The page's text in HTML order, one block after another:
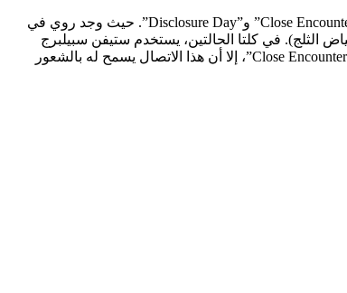
يؤكد جون ويليامز على أهمية الأغنية واللحظة باستخدام لحن الأغنية داخل النوتة الموسيقية، وبالتالي استكمال الدائرة الموضوعية بين أبطال كل من “Close Encounters” و”Disclosure Day”. حيث وجد روي في
الثلج). في كلتا الحالتين، يستخدم ستيفن سبيلبرج
وويليامز مراجع ديزني كتعزيز لطبيعة الكائنات الفضائية الحميدة والمذهلة في الغالب. على الرغم من أن “Disclosure Day” قد لا يكون تكملة فعلية لـ “Close Encounters”، إلا أن هذا الاتصال يسمح له بالشعور